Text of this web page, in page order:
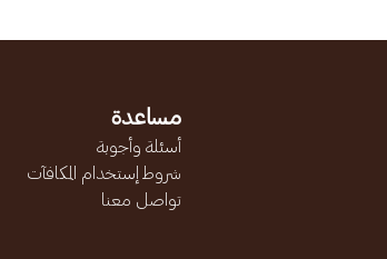
مساعدة
أسئلة وأجوبة
شروط إستخدام المكافآت
تواصل معنا